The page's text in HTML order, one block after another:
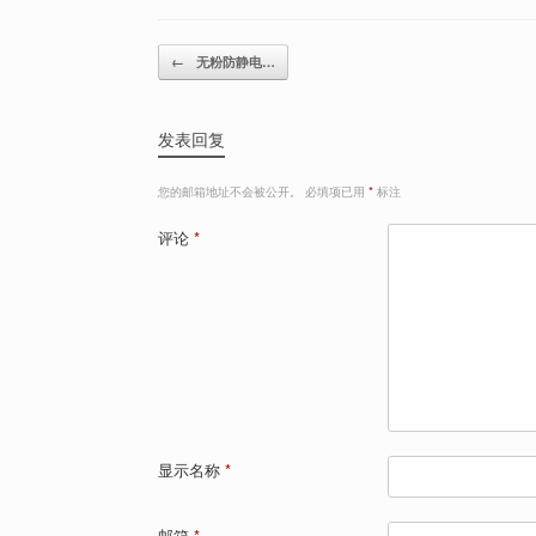
Post navigation
← 无粉防静电…
发表回复
您的邮箱地址不会被公开。 必填项已用 * 标注
评论 *
显示名称 *